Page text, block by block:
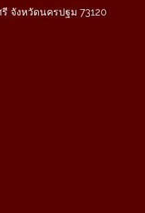
จังหวัดนครปฐม 73120